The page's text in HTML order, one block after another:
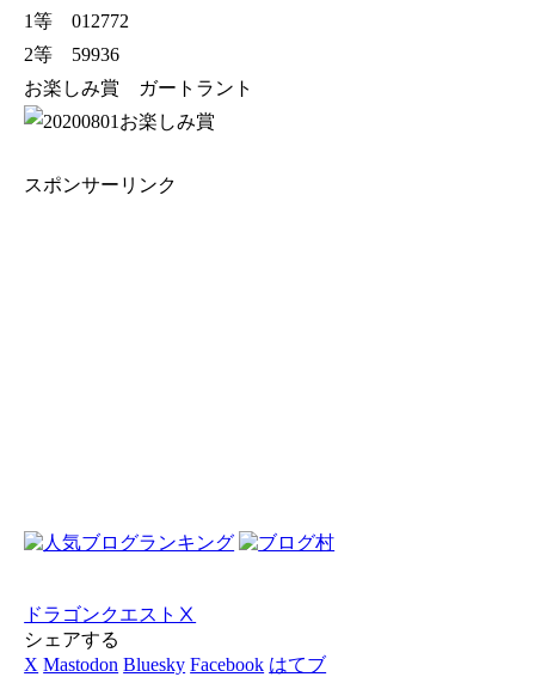
1等 012772
2等 59936
お楽しみ賞 ガートラント
スポンサーリンク
ドラゴンクエストⅩ
シェアする
X Mastodon Bluesky Facebook はてブ